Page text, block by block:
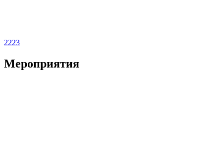
2223
Мероприятия